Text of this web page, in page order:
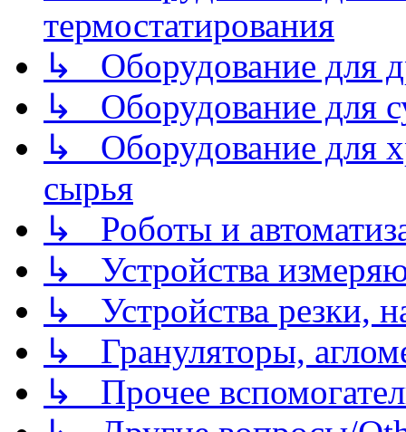
термостатирования
↳ Оборудование для
↳ Оборудование для
↳ Оборудование для
сырья
↳ Роботы и
↳ Устройства
↳ Устройства резки,
↳ Грануляторы,
↳ Прочее